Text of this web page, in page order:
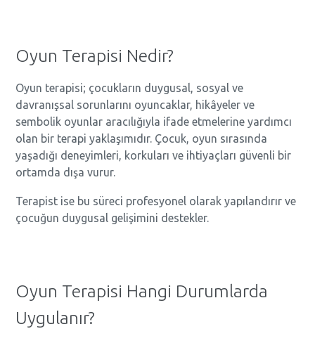
Oyun Terapisi Nedir?
Oyun terapisi; çocukların duygusal, sosyal ve
davranışsal sorunlarını oyuncaklar, hikâyeler ve
sembolik oyunlar aracılığıyla ifade etmelerine yardımcı
olan bir terapi yaklaşımıdır. Çocuk, oyun sırasında
yaşadığı deneyimleri, korkuları ve ihtiyaçları güvenli bir
ortamda dışa vurur.
Terapist ise bu süreci profesyonel olarak yapılandırır ve
çocuğun duygusal gelişimini destekler.
Oyun Terapisi Hangi Durumlarda
Uygulanır?